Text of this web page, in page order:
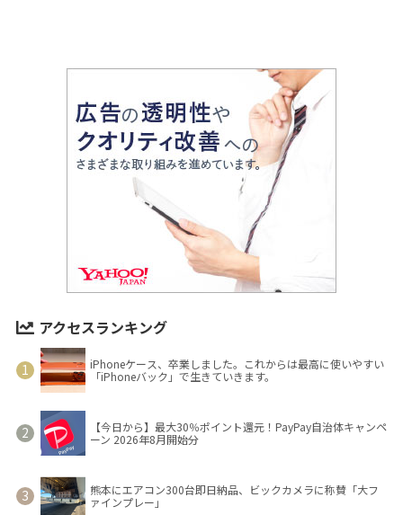
アクセスランキング
iPhoneケース、卒業しました。これからは最高に使いやすい
「iPhoneバック」で生きていきます。
【今日から】最大30％ポイント還元！PayPay自治体キャンペ
ーン 2026年8月開始分
熊本にエアコン300台即日納品、ビックカメラに称賛「大フ
ァインプレー」